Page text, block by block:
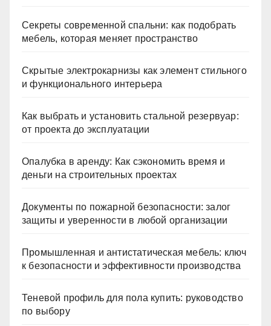
Секреты современной спальни: как подобрать
мебель, которая меняет пространство
Скрытые электрокарнизы как элемент стильного
и функционального интерьера
Как выбрать и установить стальной резервуар:
от проекта до эксплуатации
Опалубка в аренду: Как сэкономить время и
деньги на строительных проектах
Документы по пожарной безопасности: залог
защиты и уверенности в любой организации
Промышленная и антистатическая мебель: ключ
к безопасности и эффективности производства
Теневой профиль для пола купить: руководство
по выбору